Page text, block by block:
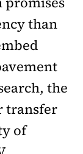
than
the
transfer
of